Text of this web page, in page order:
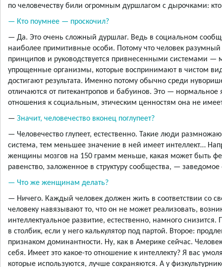
по человечеству били огромным дуршлагом с дырочками:
— Кто поумнее — проскочил?
— Да. Это очень сложный дуршлаг. Ведь в социальном
наиболее примитивные особи. Потому что человек
принципов и руководствуется привнесенными системами —
упрощенные организмы, которые воспринимают в чистом
достигают результата. Именно потому обычно среди
отличаются от питекантропов и бабуинов. Это —
отношения к социальным, этическим ценностям она не
— Значит, человечество вконец поглупеет?
— Человечество глупеет, естественно. Такие люди
система, тем меньшее значение в ней имеет интеллект…
женщины мозгов на 150 грамм меньше, какая может быть
равенство, заложенное в структуру сообщества, —
— Что же женщинам делать?
— Ничего. Каждый человек должен жить в соответствии со
человеку навязывают то, что он не может реализовать,
интеллектуальное развитие, естественно, намного
в столбик, если у него калькулятор под партой. Второе:
признаком доминантности. Ну, как в Америке сейчас.
себя. Имеет это какое-то отношение к интеллекту? Я вас
которые используются, лучше сохраняются. А у